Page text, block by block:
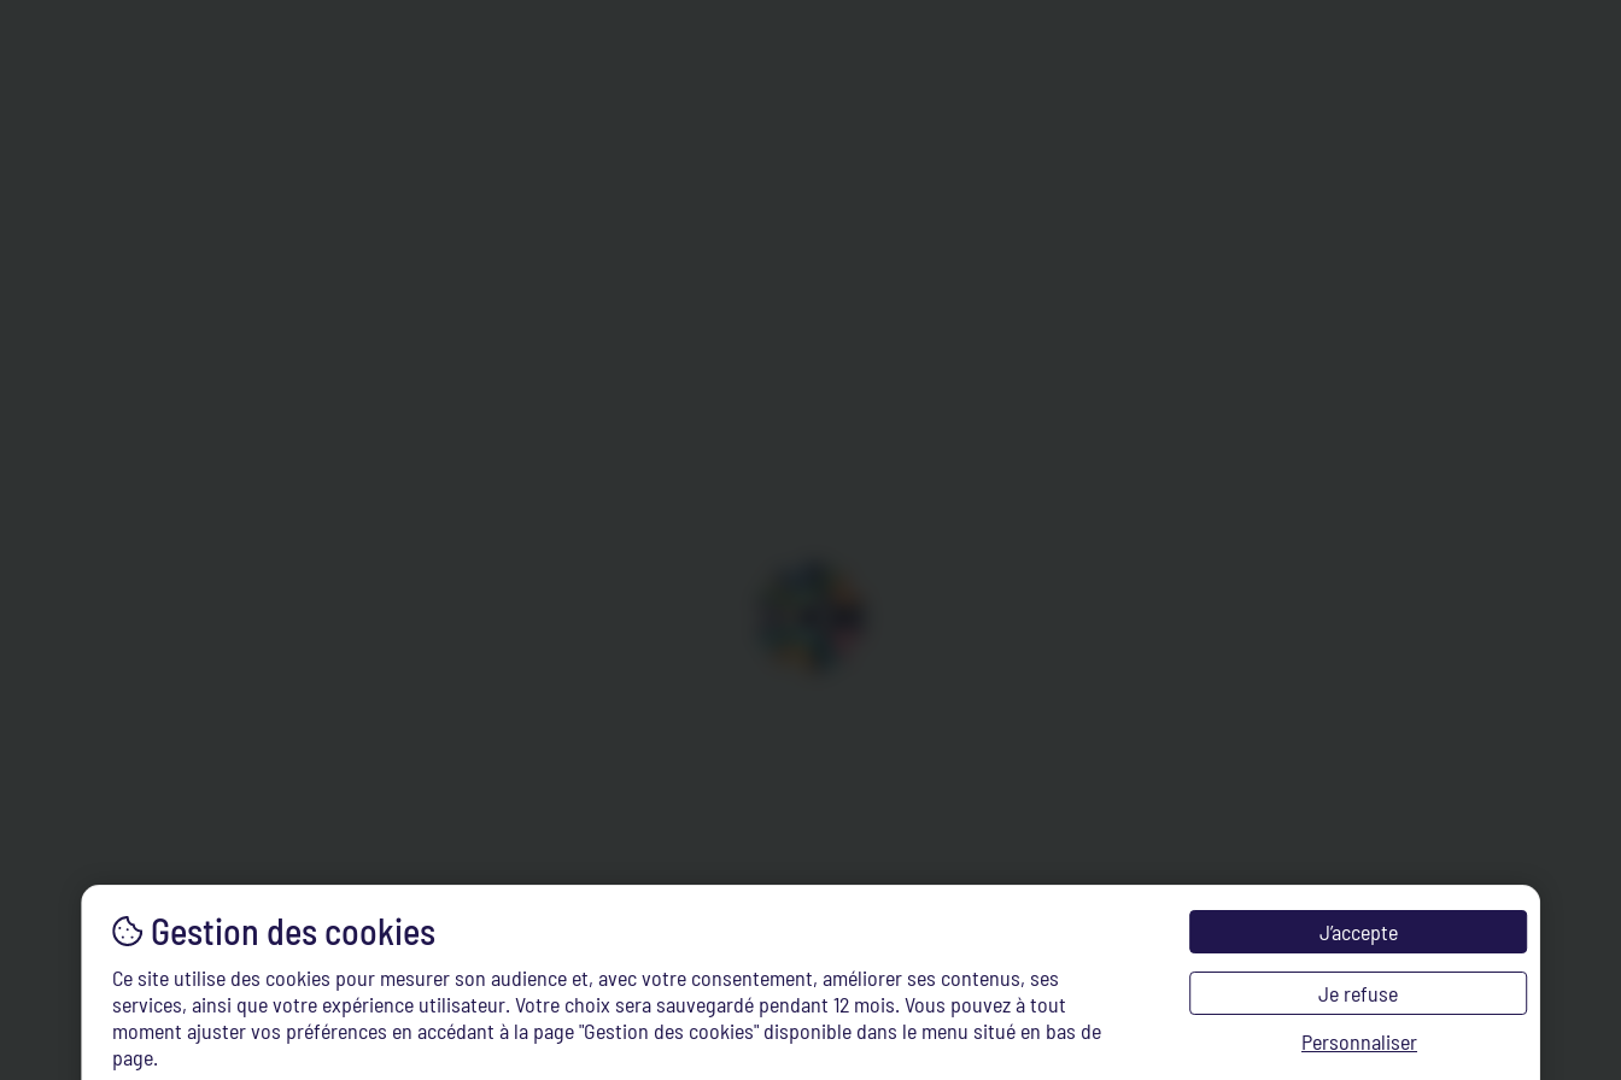
Ce site utilise des cookies pour mesurer son audience et, avec votre consentement, améliorer ses contenus, ses
services, ainsi que votre expérience utilisateur. Votre choix sera sauvegardé pendant 12 mois. Vous pouvez à tout
moment ajuster vos préférences en accédant à la page "Gestion des cookies" disponible dans le menu situé en bas de
page.
J’accepte
Je refuse
Personnaliser